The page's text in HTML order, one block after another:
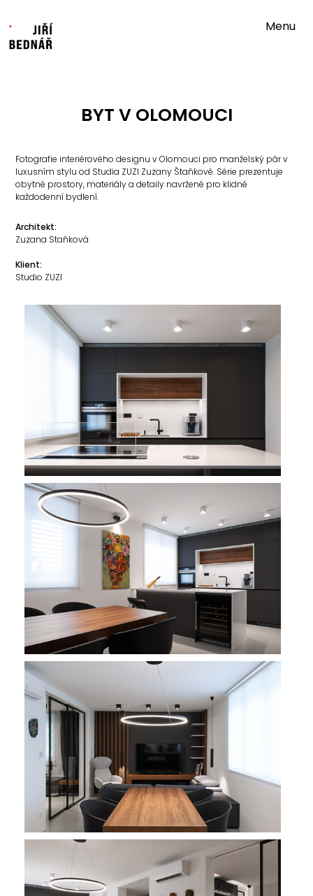
Menu
BYT V OLOMOUCI
Fotografie interiérového designu v Olomouci pro manželský pár v
luxusním stylu od Studia ZUZI Zuzany Štaňkové. Série prezentuje
obytné prostory, materiály a detaily navržené pro klidné
každodenní bydlení.
Architekt:
Zuzana Staňková
Klient:
Studio ZUZI